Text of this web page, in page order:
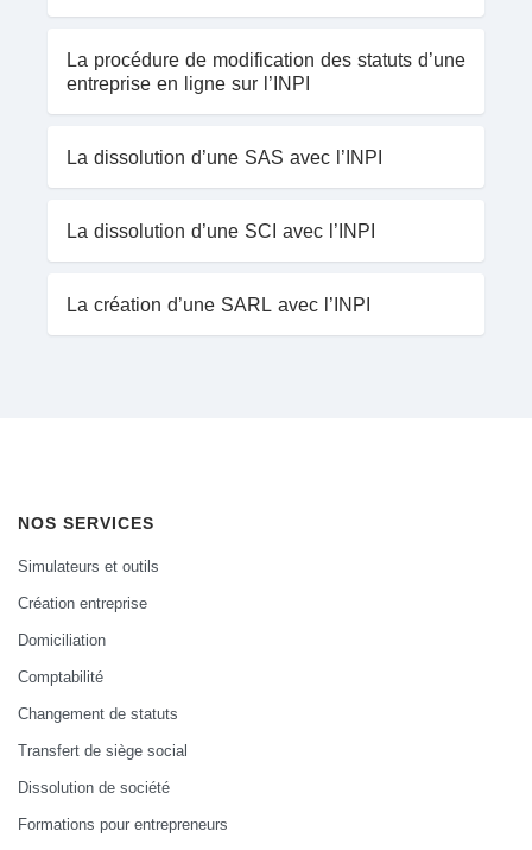
La procédure de modification des statuts d’une
entreprise en ligne sur l’INPI
La dissolution d’une SAS avec l’INPI
La dissolution d’une SCI avec l’INPI
La création d’une SARL avec l’INPI
NOS SERVICES
Simulateurs et outils
Création entreprise
Domiciliation
Comptabilité
Changement de statuts
Transfert de siège social
Dissolution de société
Formations pour entrepreneurs